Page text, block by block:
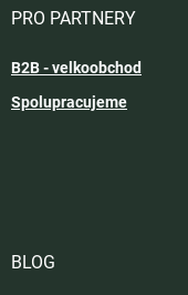
PRO PARTNERY
B2B - velkoobchod
Spolupracujeme
BLOG